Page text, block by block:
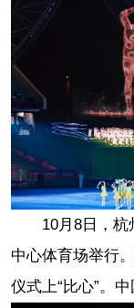
10月8日，
中心体育场举行
仪式上“比心”。